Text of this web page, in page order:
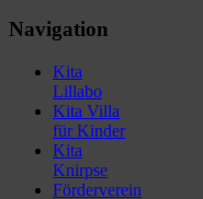
Navigation
Kita
Lillabo
Kita Villa
für Kinder
Kita
Knirpse
Förderverein